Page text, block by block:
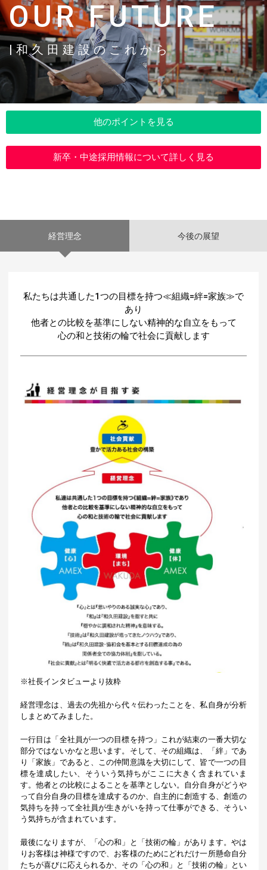
OUR FUTURE
|和久田建設のこれから
他のポイントを見る
新卒・中途採用情報について詳しく見る
経営理念 今後の展望
私たちは共通した1つの目標を持つ≪組織=絆=家族≫で
あり
他者との比較を基準にしない精神的な自立をもって
心の和と技術の輪で社会に貢献します
※社長インタビューより抜粋
経営理念は、過去の先祖から代々伝わったことを、私自身が分析
しまとめてみました。
一行目は「全社員が一つの目標を持つ」これが結束の一番大切な
部分ではないかなと思います。そして、その組織は、「絆」であ
り「家族」であると、この仲間意識を大切にして、皆で一つの目
標を達成したい、そういう気持ちがここに大きく含まれていま
す。他者との比較によることを基準としない。自分自身がどうや
って自分自身の目標を達成するのか、自主的に創造する、創造の
気持ちを持って全社員が生きがいを持って仕事ができる、そうい
う気持ちが含まれています。
最後になりますが、「心の和」と「技術の輪」があります。やは
りお客様は神様ですので、お客様のためにどれだけ一所懸命自分
たちが喜びに応えられるか、その「心の和」と「技術の輪」とい